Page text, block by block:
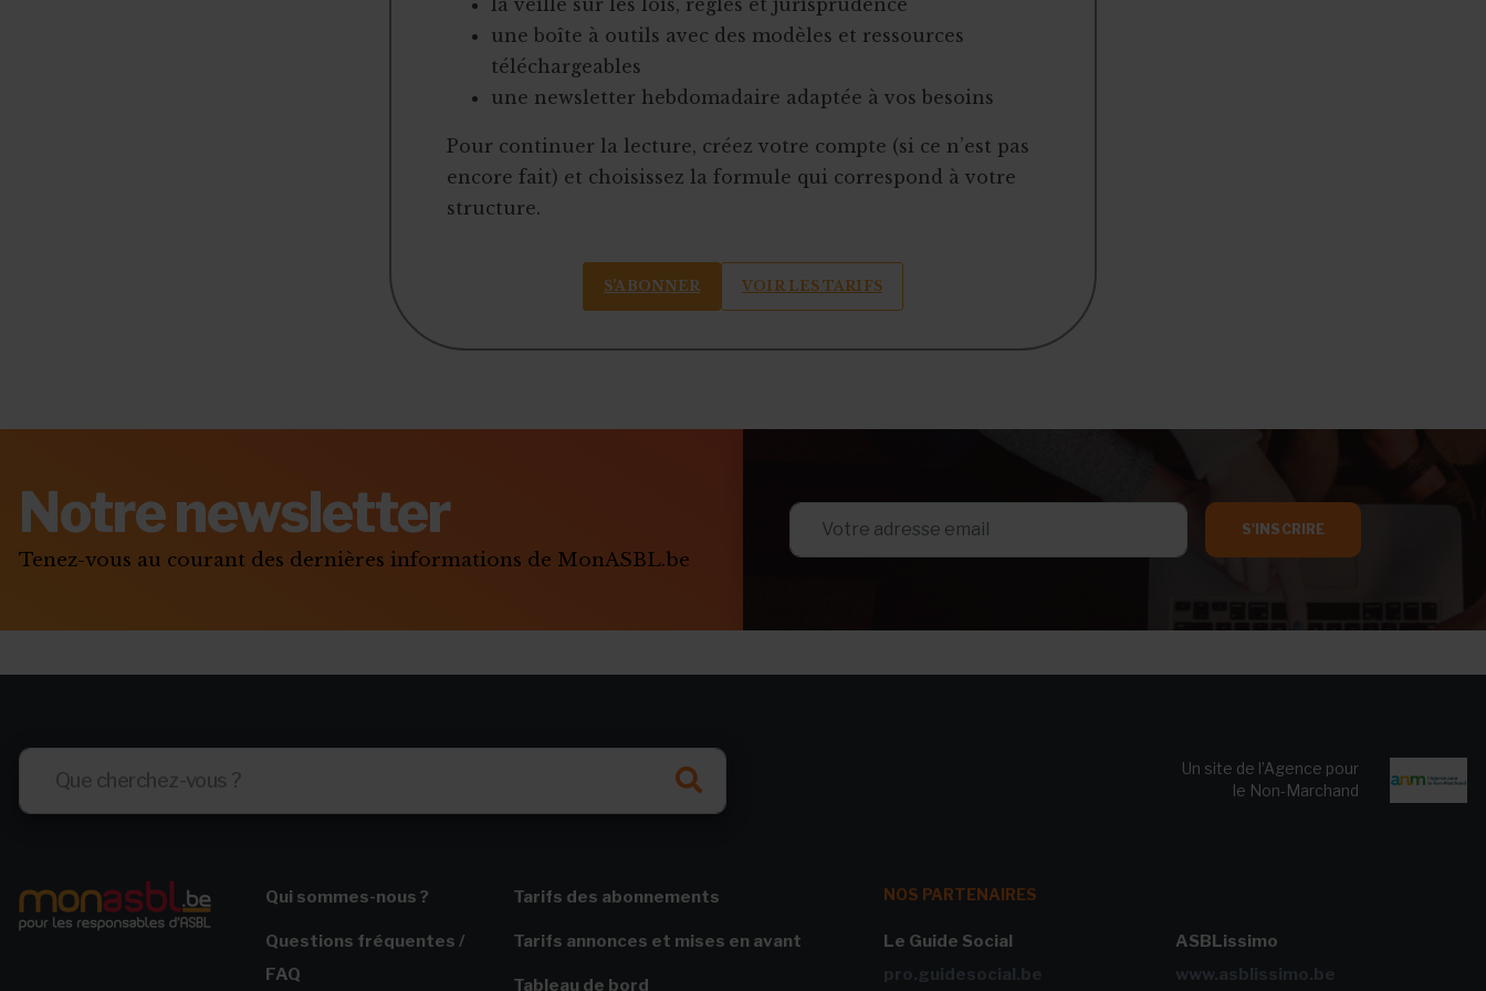
une boîte à outils avec des modèles et ressources
téléchargeables
une newsletter hebdomadaire adaptée à vos besoins
Pour continuer la lecture, créez votre compte (si ce n’est pas
encore fait) et choisissez la formule qui correspond à votre
structure.
S’ABONNER VOIR LES TARIFS
Notre newsletter
Tenez-vous au courant des dernières informations de MonASBL.be
S'INSCRIRE
Un site de l’Agence pour
le Non-Marchand
Qui sommes-nous ?
Questions fréquentes /
FAQ
Tarifs des abonnements
Tarifs annonces et mises en avant
Tableau de bord
NOS PARTENAIRES
Le Guide Social
pro.guidesocial.be
ASBLissimo
www.asblissimo.be